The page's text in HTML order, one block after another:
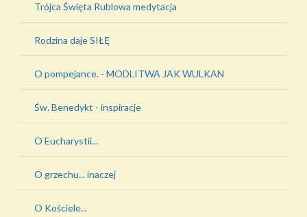
Trójca Święta Rublowa medytacja
Rodzina daje SIŁĘ
O pompejance. - MODLITWA JAK WULKAN
Św. Benedykt - inspiracje
O Eucharystii...
O grzechu... inaczej
O Kościele...